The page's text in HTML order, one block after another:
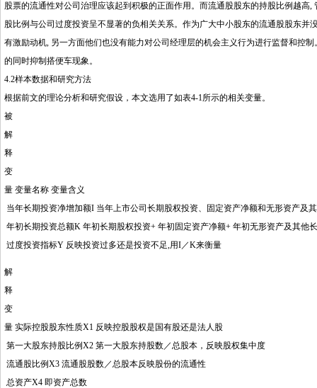
股票的流通性对公司治理应该起到积极的正面作用。而流通股股东的持股比例越
股比例与公司过度投资呈不显著的负相关关系。作为广大中小股东的流通股股东
有激励动机, 另一方面他们也没有能力对公司经理层的机会主义行为进行监督和控
的同时抑制搭便车现象。
4.2样本数据和研究方法
根据前文的理论分析和研究假设，本文选用了如表4-1所示的相关变量。
被
解
释
变
量 变量名称 变量含义
当年长期投资净增加额I 当年上市公司长期股权投资、固定资产净额和无形资产及
年初长期投资总额K 年初长期股权投资+ 年初固定资产净额+ 年初无形资产及其他
过度投资指标Y 反映投资过多还是投资不足,用I／K来衡量
解
释
变
量 实际控股股东性质X1 反映控股股权是国有股还是法人股
第一大股东持股比例X2 第一大股东持股数／总股本，反映股权集中度
流通股比例X3 流通股股数／总股本反映股份的流通性
总资产X4 即资产总数